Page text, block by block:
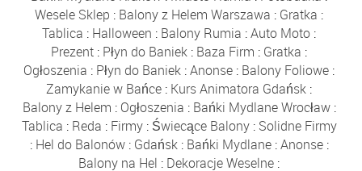
Wesele Sklep : Balony z Helem Warszawa : Gratka :
Tablica : Halloween : Balony Rumia :Auto Moto :
Prezent : Płyn do Baniek : Baza Firm : Gratka :
Ogłoszenia : Płyn do Baniek :Anonse : Balony Foliowe :
Zamykanie w Bańce : Kurs Animatora Gdańsk :
Balony z Helem : Ogłoszenia : Bańki Mydlane Wrocław:
Tablica : Reda : Firmy: Świecące Balony: Solidne Firmy
: Hel do Balonów: Gdańsk: Bańki Mydlane:Anonse:
Balony na Hel : Dekoracje Weselne :